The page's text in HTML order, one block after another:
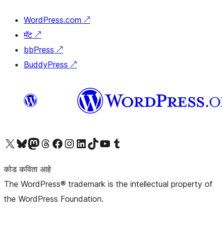
WordPress.com ↗
मॅट ↗
bbPress ↗
BuddyPress ↗
आमच्या X (एक्स) (पूर्वीचे ट्विटर) खात्याला भेट द्या आमच्या ब्लूस्की खात्याला भेट द्या.आमच्या Mastodon खात्याला भेट द्या.आमच्या थ्रेड्स खात्याला भेट द्या. आमच्या फेसबुक पेजला भेट द्या आमच्या इंस्टाग्राम खात्याला भेट द्या आमच्या लिंक्डइन खात्याला भेट द्या आमच्या टिकटॉक अकाउंटला भेट द्या.आमच्या यूट्यूब चॅनेलला भेट द्या आमच्या टंबलर खात्याला भेट द्या.
कोड कविता आहे
The WordPress® trademark is the intellectual property of
the WordPress Foundation.